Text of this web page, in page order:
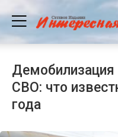
СВО: что
года